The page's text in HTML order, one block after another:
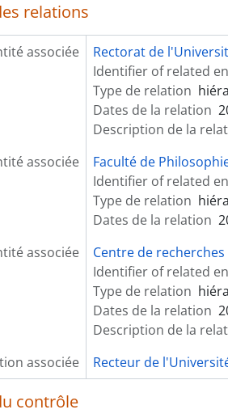
relations
associée Rectorat de
Identifier of related
Type de relation
Dates de la relation
Description de la
associée
Faculté de
Identifier of related
Type de relation
Dates de la relation
associée
Centre de
Identifier of related
Type de relation
Dates de la relation
Description de la
associée
Recteur de
contrôle